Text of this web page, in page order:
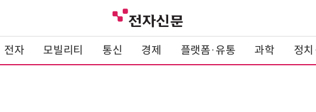
전자 모빌리티 통신 경제 플랫폼·유통 과학 정치